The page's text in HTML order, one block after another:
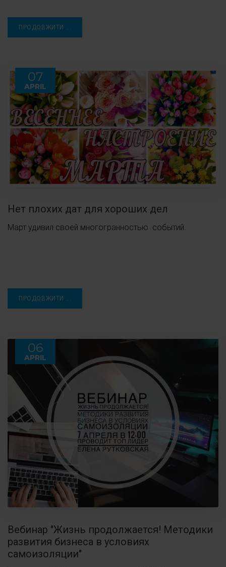
ПРОДОВЖИТИ ...
07
APRIL
Нет плохих дат для хороших дел
Март удивил своей многогранностью событий.
ПРОДОВЖИТИ ...
06
APRIL
Вебинар "Жизнь продолжается! Методики
развития бизнеса в условиях
самоизоляции"